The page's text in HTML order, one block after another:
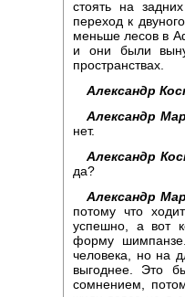
стоять на
переход к
меньше лесов в
и они были
пространствах.
Александр
Александр
нет.
Александр
да?
Александр
потому что
успешно, а вот
форму
человека, но на
выгоднее. Это
сомнением,